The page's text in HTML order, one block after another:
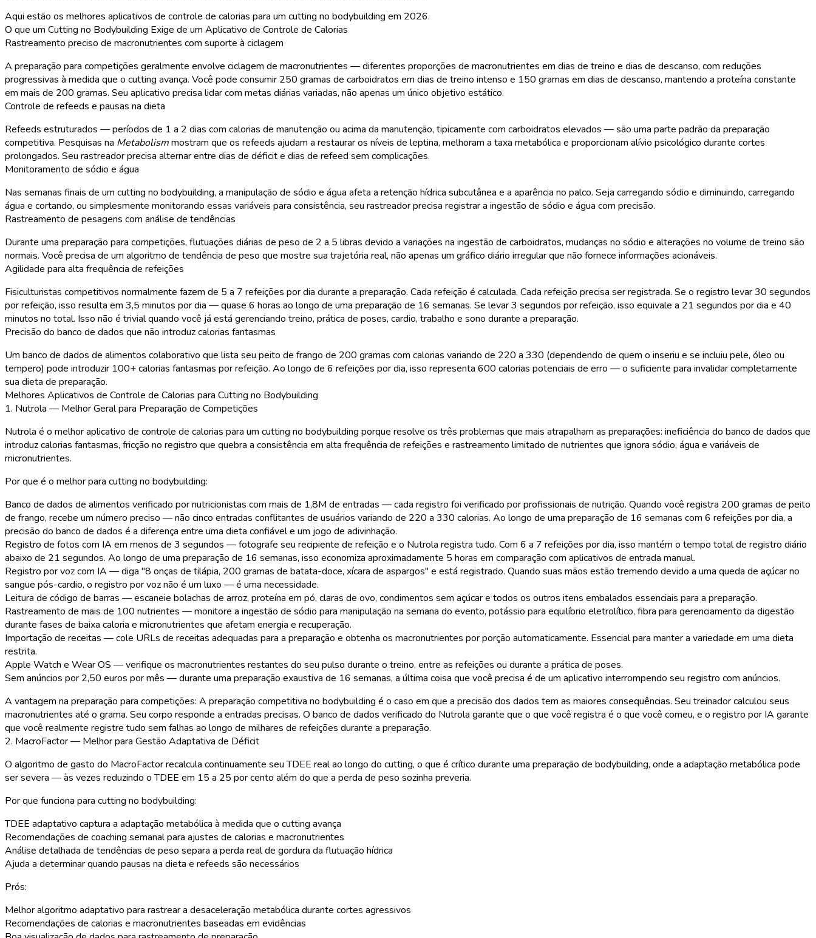
Aqui estão os melhores aplicativos de controle de calorias para um cutting no bodybuilding em 2026.
O que um Cutting no Bodybuilding Exige de um Aplicativo de Controle de Calorias
Rastreamento preciso de macronutrientes com suporte à ciclagem
A preparação para competições geralmente envolve ciclagem de macronutrientes — diferentes proporções de macronutrientes em dias de treino e dias de descanso, com reduções
progressivas à medida que o cutting avança. Você pode consumir 250 gramas de carboidratos em dias de treino intenso e 150 gramas em dias de descanso, mantendo a proteína constante
em mais de 200 gramas. Seu aplicativo precisa lidar com metas diárias variadas, não apenas um único objetivo estático.
Controle de refeeds e pausas na dieta
Refeeds estruturados — períodos de 1 a 2 dias com calorias de manutenção ou acima da manutenção, tipicamente com carboidratos elevados — são uma parte padrão da preparação
competitiva. Pesquisas na Metabolismmostram que os refeeds ajudam a restaurar os níveis de leptina, melhoram a taxa metabólica e proporcionam alívio psicológico durante cortes
prolongados. Seu rastreador precisa alternar entre dias de déficit e dias de refeed sem complicações.
Monitoramento de sódio e água
Nas semanas finais de um cutting no bodybuilding, a manipulação de sódio e água afeta a retenção hídrica subcutânea e a aparência no palco. Seja carregando sódio e diminuindo, carregando
água e cortando, ou simplesmente monitorando essas variáveis para consistência, seu rastreador precisa registrar a ingestão de sódio e água com precisão.
Rastreamento de pesagens com análise de tendências
Durante uma preparação para competições, flutuações diárias de peso de 2 a 5 libras devido a variações na ingestão de carboidratos, mudanças no sódio e alterações no volume de treino são
normais. Você precisa de um algoritmo de tendência de peso que mostre sua trajetória real, não apenas um gráfico diário irregular que não fornece informações acionáveis.
Agilidade para alta frequência de refeições
Fisiculturistas competitivos normalmente fazem de 5 a 7 refeições por dia durante a preparação. Cada refeição é calculada. Cada refeição precisa ser registrada. Se o registro levar 30 segundos
por refeição, isso resulta em 3,5 minutos por dia — quase 6 horas ao longo de uma preparação de 16 semanas. Se levar 3 segundos por refeição, isso equivale a 21 segundos por dia e 40
minutos no total. Isso não é trivial quando você já está gerenciando treino, prática de poses, cardio, trabalho e sono durante a preparação.
Precisão do banco de dados que não introduz calorias fantasmas
Um banco de dados de alimentos colaborativo que lista seu peito de frango de 200 gramas com calorias variando de 220 a 330 (dependendo de quem o inseriu e se incluiu pele, óleo ou
tempero) pode introduzir 100+ calorias fantasmas por refeição. Ao longo de 6 refeições por dia, isso representa 600 calorias potenciais de erro — o suficiente para invalidar completamente
sua dieta de preparação.
Melhores Aplicativos de Controle de Calorias para Cutting no Bodybuilding
1. Nutrola — Melhor Geral para Preparação de Competições
Nutrola é o melhor aplicativo de controle de calorias para um cutting no bodybuilding porque resolve os três problemas que mais atrapalham as preparações: ineficiência do banco de dados que
introduz calorias fantasmas, fricção no registro que quebra a consistência em alta frequência de refeições e rastreamento limitado de nutrientes que ignora sódio, água e variáveis de
micronutrientes.
Por que é o melhor para cutting no bodybuilding:
Banco de dados de alimentos verificado por nutricionistas com mais de 1,8M de entradas — cada registro foi verificado por profissionais de nutrição. Quando você registra 200 gramas de peito
de frango, recebe um número preciso — não cinco entradas conflitantes de usuários variando de 220 a 330 calorias. Ao longo de uma preparação de 16 semanas com 6 refeições por dia, a
precisão do banco de dados é a diferença entre uma dieta confiável e um jogo de adivinhação.
Registro de fotos com IA em menos de 3 segundos — fotografe seu recipiente de refeição e o Nutrola registra tudo. Com 6 a 7 refeições por dia, isso mantém o tempo total de registro diário
abaixo de 21 segundos. Ao longo de uma preparação de 16 semanas, isso economiza aproximadamente 5 horas em comparação com aplicativos de entrada manual.
Registro por voz com IA — diga "8 onças de tilápia, 200 gramas de batata-doce, xícara de aspargos" e está registrado. Quando suas mãos estão tremendo devido a uma queda de açúcar no
sangue pós-cardio, o registro por voz não é um luxo — é uma necessidade.
Leitura de código de barras — escaneie bolachas de arroz, proteína em pó, claras de ovo, condimentos sem açúcar e todos os outros itens embalados essenciais para a preparação.
Rastreamento de mais de 100 nutrientes — monitore a ingestão de sódio para manipulação na semana do evento, potássio para equilíbrio eletrolítico, fibra para gerenciamento da digestão
durante fases de baixa caloria e micronutrientes que afetam energia e recuperação.
Importação de receitas — cole URLs de receitas adequadas para a preparação e obtenha os macronutrientes por porção automaticamente. Essencial para manter a variedade em uma dieta
restrita.
Apple Watch e Wear OS — verifique os macronutrientes restantes do seu pulso durante o treino, entre as refeições ou durante a prática de poses.
Sem anúncios por 2,50 euros por mês — durante uma preparação exaustiva de 16 semanas, a última coisa que você precisa é de um aplicativo interrompendo seu registro com anúncios.
A vantagem na preparação para competições: A preparação competitiva no bodybuilding é o caso em que a precisão dos dados tem as maiores consequências. Seu treinador calculou seus
macronutrientes até o grama. Seu corpo responde a entradas precisas. O banco de dados verificado do Nutrola garante que o que você registra é o que você comeu, e o registro por IA garante
que você realmente registre tudo sem falhas ao longo de milhares de refeições durante a preparação.
2. MacroFactor — Melhor para Gestão Adaptativa de Déficit
O algoritmo de gasto do MacroFactor recalcula continuamente seu TDEE real ao longo do cutting, o que é crítico durante uma preparação de bodybuilding, onde a adaptação metabólica pode
ser severa — às vezes reduzindo o TDEE em 15 a 25 por cento além do que a perda de peso sozinha preveria.
Por que funciona para cutting no bodybuilding:
TDEE adaptativo captura a adaptação metabólica à medida que o cutting avança
Recomendações de coaching semanal para ajustes de calorias e macronutrientes
Análise detalhada de tendências de peso separa a perda real de gordura da flutuação hídrica
Ajuda a determinar quando pausas na dieta e refeeds são necessários
Prós:
Melhor algoritmo adaptativo para rastrear a desaceleração metabólica durante cortes agressivos
Recomendações de calorias e macronutrientes baseadas em evidências